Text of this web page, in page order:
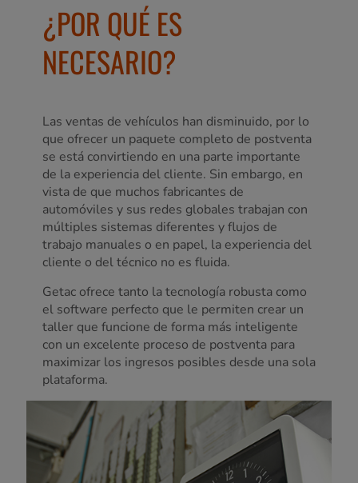
¿POR QUÉ ES
NECESARIO?
Las ventas de vehículos han disminuido, por lo
que ofrecer un paquete completo de postventa
se está convirtiendo en una parte importante
de la experiencia del cliente. Sin embargo, en
vista de que muchos fabricantes de
automóviles y sus redes globales trabajan con
múltiples sistemas diferentes y flujos de
trabajo manuales o en papel, la experiencia del
cliente o del técnico no es fluida.
Getac ofrece tanto la tecnología robusta como
el software perfecto que le permiten crear un
taller que funcione de forma más inteligente
con un excelente proceso de postventa para
maximizar los ingresos posibles desde una sola
plataforma.